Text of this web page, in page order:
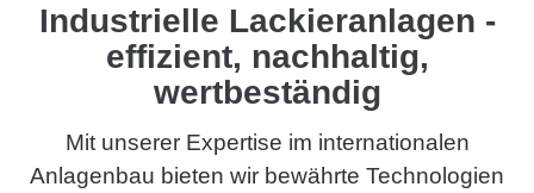
Industrielle Lackieranlagen -
effizient, nachhaltig,
wertbeständig
Mit unserer Expertise im internationalen
Anlagenbau bieten wir bewährte Technologien